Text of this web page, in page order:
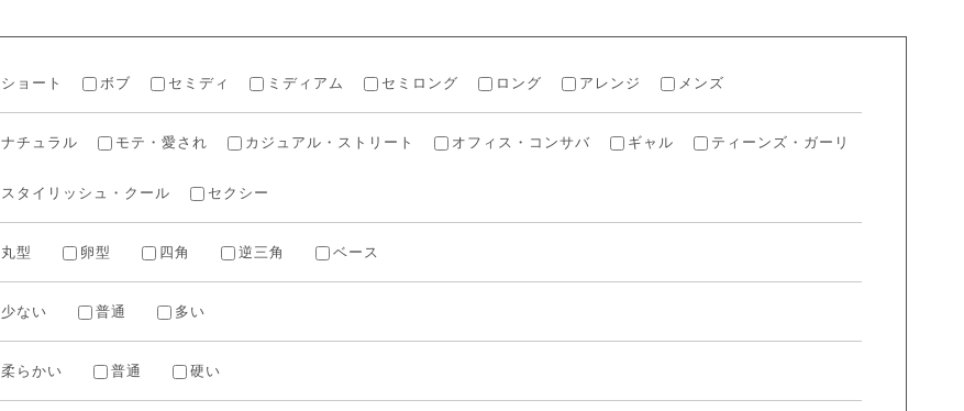
ショート ボブ セミディ ミディアム セミロング ロング アレンジ メンズ
ナチュラル モテ・愛され カジュアル・ストリート オフィス・コンサバ ギャル
ティーンズ・ガーリ
スタイリッシュ・クール
セクシー
丸型 卵型 四角 逆三角 ベース
少ない 普通 多い
柔らかい 普通 硬い